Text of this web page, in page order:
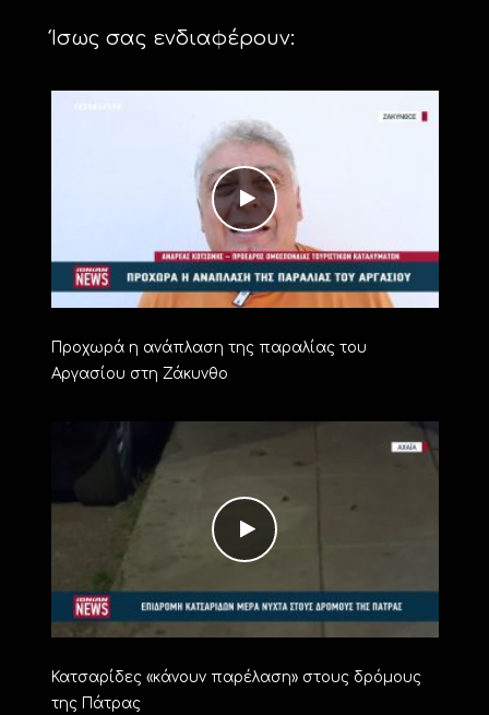
Ίσως σας ενδιαφέρουν:
Προχωρά η ανάπλαση της παραλίας του
Αργασίου στη Ζάκυνθο
Κατσαρίδες «κάνουν παρέλαση» στους δρόμους
της Πάτρας